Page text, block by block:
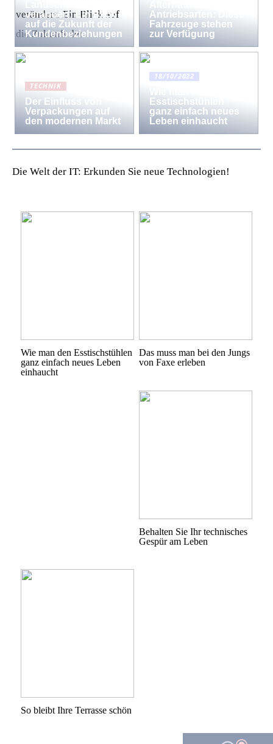
verändert: Ein Blick
auf die Zukunft der
Kundenbeziehungen
Antriebsarten: Diese
Fahrzeuge stehen
zur Verfügung
TECHNIK
Der Einfluss von
Verpackungen auf
den modernen Markt
18/10/2022
Esstischstühlen
ganz einfach neues
Leben einhaucht
Die Welt der IT: Erkunden Sie neue Technologien!
Wie man den Esstischstühlen
ganz einfach neues Leben
einhaucht
Das muss man bei den Jungs
von Faxe erleben
Behalten Sie Ihr technisches
Gespür am Leben
So bleibt Ihre Terrasse schön